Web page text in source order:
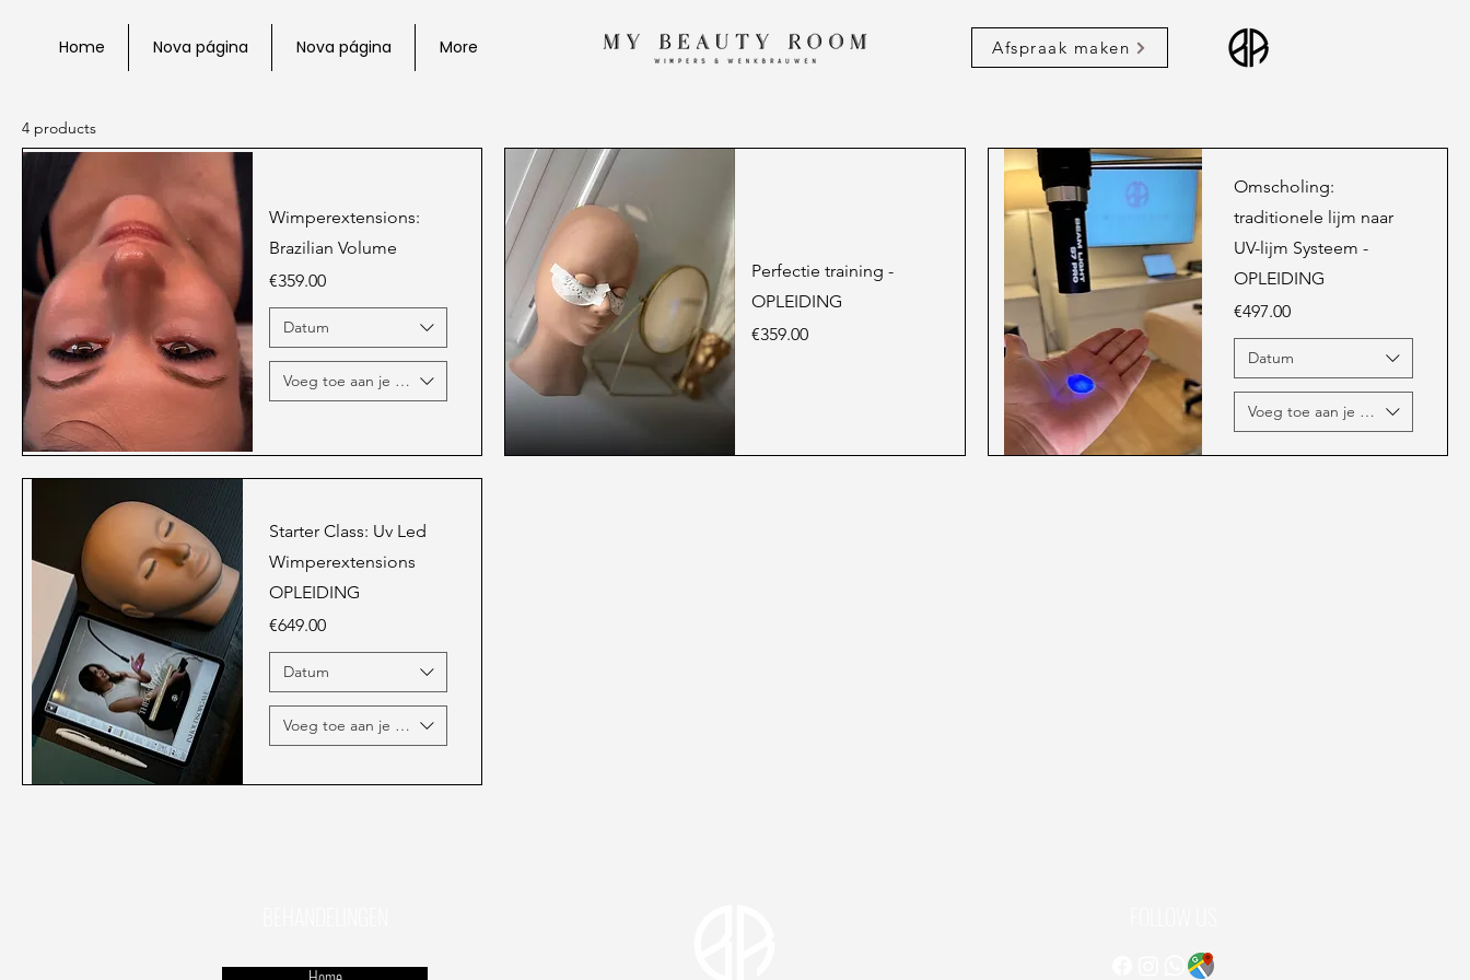
Home Nova página Nova página More Afspraak maken
4 products
Wimperextensions:
Brazilian Volume
Price
€359.00
Datum
Voeg toe aan je opleiding ...
Perfectie training -
OPLEIDING
Price
€359.00
Omscholing:
traditionele lijm naar
UV-lijm Systeem -
OPLEIDING
Price
€497.00
Datum
Voeg toe aan je opleiding ...
Starter Class: Uv Led
Wimperextensions
OPLEIDING
Price
€649.00
Datum
Voeg toe aan je opleiding ...